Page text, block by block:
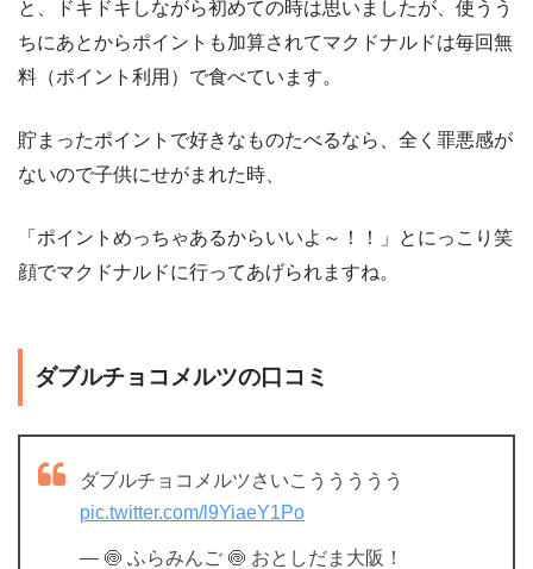
と、ドキドキしながら初めての時は思いましたが、使うう
ちにあとからポイントも加算されてマクドナルドは毎回無
料（ポイント利用）で食べています。
貯まったポイントで好きなものたべるなら、全く罪悪感が
ないので子供にせがまれた時、
「ポイントめっちゃあるからいいよ～！！」とにっこり笑
顔でマクドナルドに行ってあげられますね。
ダブルチョコメルツの口コミ
ダブルチョコメルツさいこううううう
pic.twitter.com/l9YiaeY1Po
— 🍥 ふらみんご 🍥 おとしだま大阪！